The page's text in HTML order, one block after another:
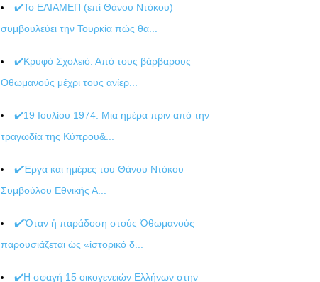
✔️Το ΕΛΙΑΜΕΠ (επί Θάνου Ντόκου)
συμβουλεύει την Τουρκία πώς θα...
✔️Κρυφό Σχολειό: Από τους βάρβαρους
Οθωμανούς μέχρι τους ανίερ...
✔️19 Ιουλίου 1974: Μια ημέρα πριν από την
τραγωδία της Κύπρου&...
✔️Έργα και ημέρες του Θάνου Ντόκου –
Συμβούλου Εθνικής Α...
✔️Ὅταν ἡ παράδοση στούς Ὀθωμανούς
παρουσιάζεται ὡς «ἱστορικό δ...
✔️Η σφαγή 15 οικογενειών Ελλήνων στην